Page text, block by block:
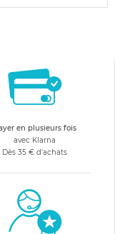
en plusieurs fois
avec Klarna
Dès 35 € d'achats